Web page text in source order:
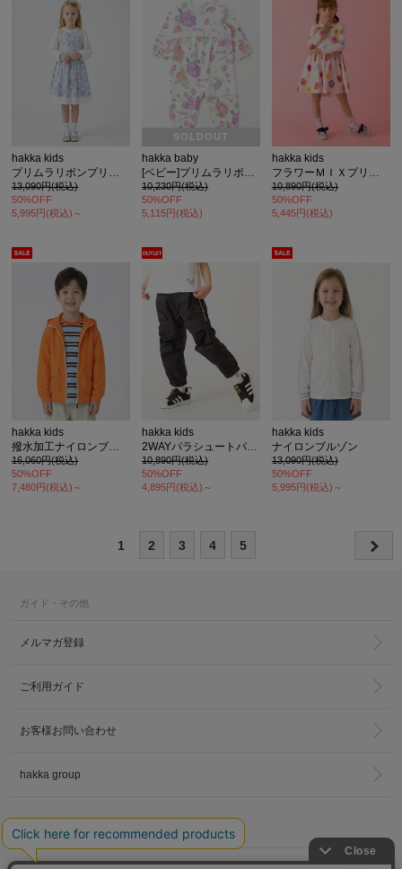
hakka kids
プリムラリボンプリント切替ワンピース
13,090円(税込)
50%OFF
5,995円(税込)～
SOLDOUT
hakka baby
[ベビー]プリムラリボンプリント長袖カバーオール
10,230円(税込)
50%OFF
5,115円(税込)
hakka kids
フラワーＭＩＸプリントワンピース
10,890円(税込)
50%OFF
5,445円(税込)
hakka kids
16,060円(税込)
50%OFF
7,480円(税込)～
hakka kids
10,890円(税込)
50%OFF
4,895円(税込)～
hakka kids
ナイロンブルゾン
13,090円(税込)
50%OFF
5,995円(税込)～
1 2 3 4 5
ガイド・その他
メルマガ登録
ご利用ガイド
お客様お問い合わせ
hakka group
LINKS